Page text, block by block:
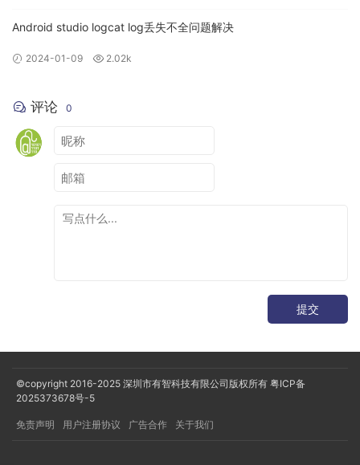
Android studio logcat log丢失不全问题解决
2024-01-09 2.02k
评论 0
提交
©copyright 2016-2025 深圳市有智科技有限公司版权所有 粤ICP备
2025373678号-5
免责声明 用户注册协议 广告合作 关于我们